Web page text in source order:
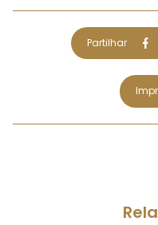
Partilhar